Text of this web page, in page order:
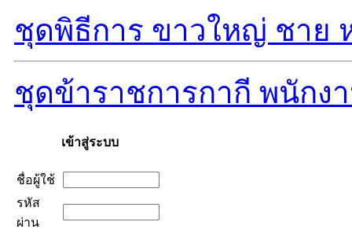
ชุดพิธีการ ขาวใหญ่ ชาย
ชุดข้าราชการกากี พนักง
เข้าสู่ระบบ
ชื่อผู้ใช้
รหัส
ผ่าน